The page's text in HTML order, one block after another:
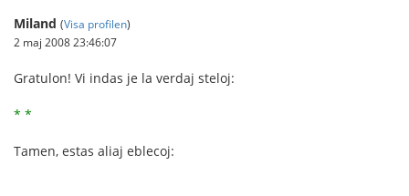
Miland (Visa profilen)
2 maj 2008 23:46:07
Gratulon! Vi indas je la verdaj steloj:
* *
Tamen, estas aliaj eblecoj: